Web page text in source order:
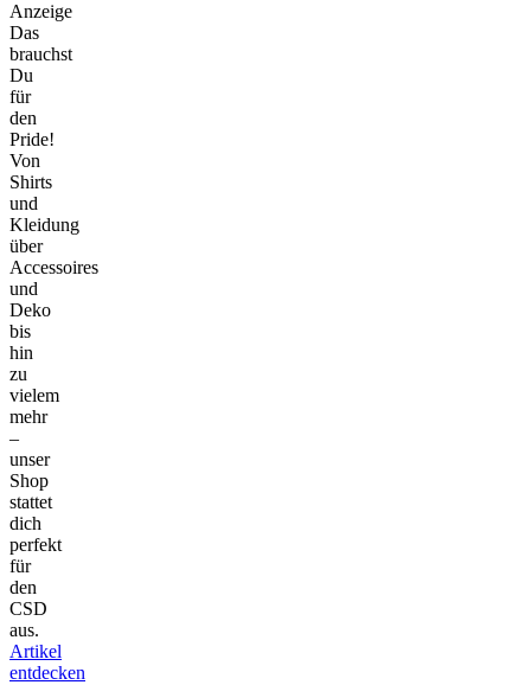
Anzeige
Das
brauchst
Du
für
den
Pride!
Von
Shirts
und
Kleidung
über
Accessoires
und
Deko
bis
hin
zu
vielem
mehr
–
unser
Shop
stattet
dich
perfekt
für
den
CSD
aus.
Artikel
entdecken